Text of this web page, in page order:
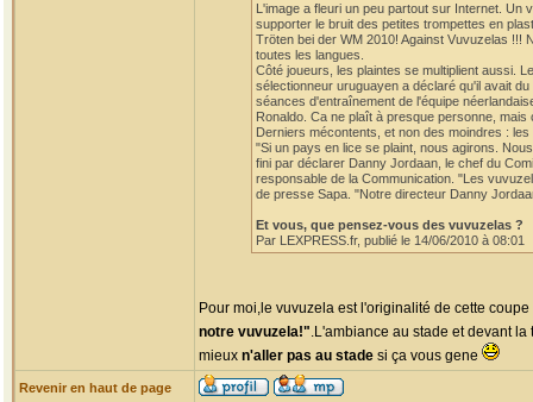
L'image a fleuri un peu partout sur Internet. Un
supporter le bruit des petites trompettes en
Tröten bei der WM 2010! Against Vuvuzelas
toutes les langues.
Côté joueurs, les plaintes se multiplient aussi.
sélectionneur uruguayen a déclaré qu'il avait
séances d'entraînement de l'équipe
Ronaldo. Ca ne plaît à presque personne,
Derniers mécontents, et non des moindres :
"Si un pays en lice se plaint, nous agirons.
fini par déclarer Danny Jordaan, le chef du
responsable de la Communication. "Les
de presse Sapa. "Notre directeur Danny
Et vous, que pensez-vous des vuvuzelas ?
Par LEXPRESS.fr, publié le 14/06/2010 à 08:01
Pour moi,le vuvuzela est l'originalité de cette
notre vuvuzela!".L'ambiance au stade et devant
mieux n'aller pas au stade si ça vous gene
Revenir en haut de page